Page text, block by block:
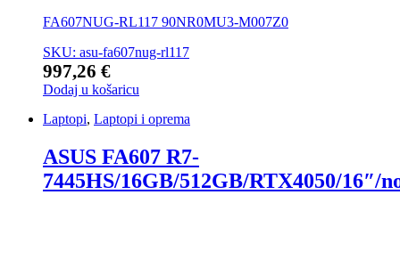
FA607NUG-RL117 90NR0MU3-M007Z0
SKU: asu-fa607nug-rl117
997,26 €
Dodaj u košaricu
Laptopi, Laptopi i oprema
ASUS FA607 R7-
7445HS/16GB/512GB/RTX4050/16″/